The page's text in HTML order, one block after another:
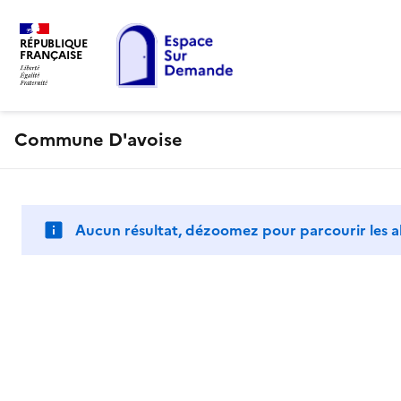
RÉPUBLIQUE
FRANÇAISE
Commune D'avoise
Aucun résultat, dézoomez pour parcourir les